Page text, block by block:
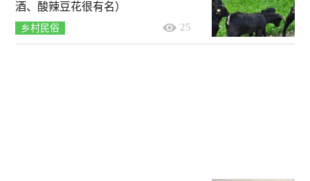
酒、酸辣豆花很有名）
乡村民俗 25